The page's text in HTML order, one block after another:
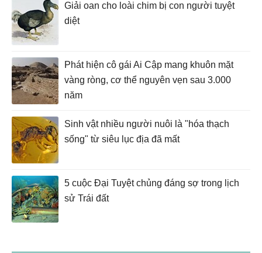
Giải oan cho loài chim bị con người tuyệt
diệt
Phát hiện cô gái Ai Cập mang khuôn mặt
vàng ròng, cơ thể nguyên vẹn sau 3.000
năm
Sinh vật nhiều người nuôi là "hóa thạch
sống" từ siêu lục địa đã mất
5 cuộc Đại Tuyệt chủng đáng sợ trong lịch
sử Trái đất